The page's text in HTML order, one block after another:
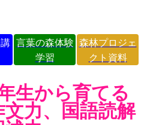
言葉の森体験
学習
森林プロジェ
クト資料
生から育てる
力、国語読解